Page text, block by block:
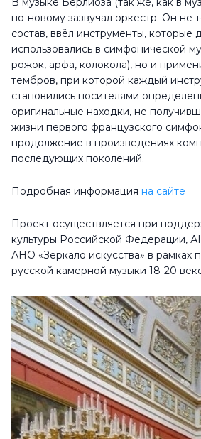
по-новому зазвучал оркестр. Он не
состав, ввёл инструменты, которые
использовались в симфонической
рожок, арфа, колокола), но и
тембров, при которой каждый
становились носителями
оригинальные находки, не
жизни первого французского
продолжение в произведениях
последующих поколений.
Подробная информация на сайте
Проект осуществляется при
культуры Российской Федерации,
АНО «Зеркало искусства» в рамках
русской камерной музыки 18-20